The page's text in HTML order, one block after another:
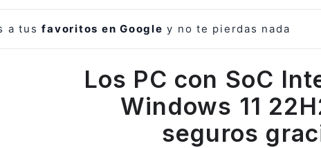
a tusfavoritos en Google y no te pierdas nada
Los PC con SoC
Windows 11
seguros